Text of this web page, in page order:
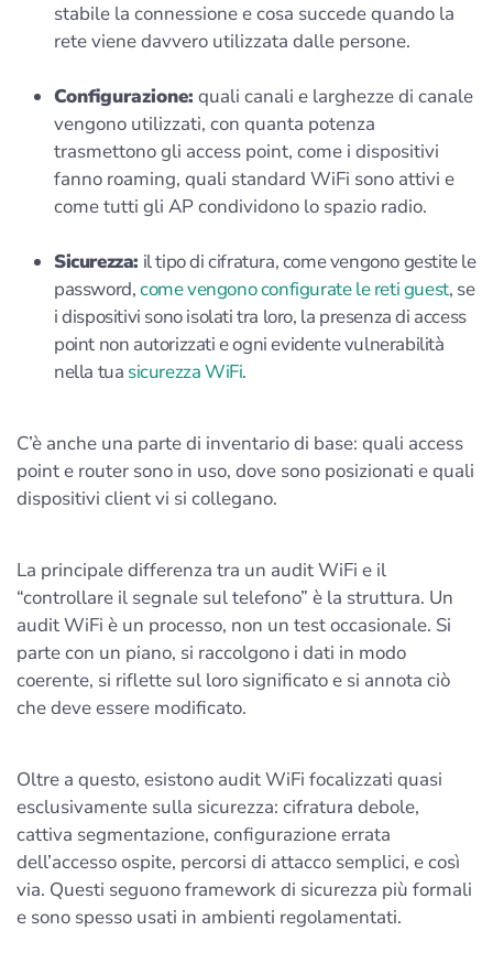
stabile la connessione e cosa succede quando la
rete viene davvero utilizzata dalle persone.
Configurazione: quali canali e larghezze di canale
vengono utilizzati, con quanta potenza
trasmettono gli access point, come i dispositivi
fanno roaming, quali standard WiFi sono attivi e
come tutti gli AP condividono lo spazio radio.
Sicurezza: il tipo di cifratura, come vengono gestite le
password,come vengono configurate le reti guest, se
i dispositivi sono isolati tra loro, la presenza di access
point non autorizzati e ogni evidente vulnerabilità
nella tua sicurezza WiFi.
C’è anche una parte di inventario di base: quali access
point e router sono in uso, dove sono posizionati e quali
dispositivi client vi si collegano.
La principale differenza tra un audit WiFi e il
“controllare il segnale sul telefono” è la struttura. Un
audit WiFi è un processo, non un test occasionale. Si
parte con un piano, si raccolgono i dati in modo
coerente, si riflette sul loro significato e si annota ciò
che deve essere modificato.
Oltre a questo, esistono audit WiFi focalizzati quasi
esclusivamente sulla sicurezza: cifratura debole,
cattiva segmentazione, configurazione errata
dell’accesso ospite, percorsi di attacco semplici, e così
via. Questi seguono framework di sicurezza più formali
e sono spesso usati in ambienti regolamentati.